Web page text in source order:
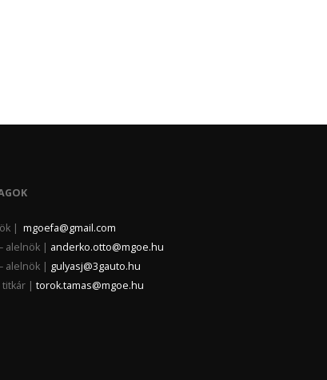
| mgoefa@gmail.com
alelnök | anderko.otto@mgoe.hu
alelnök | gulyasj@3gauto.hu
titkár | torok.tamas@mgoe.hu